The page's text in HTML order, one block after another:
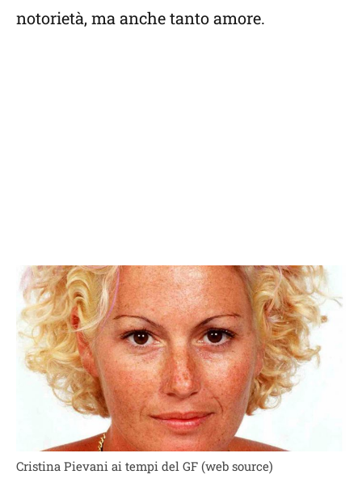
notorietà, ma anche tanto amore.
Cristina Pievani ai tempi del GF (web source)